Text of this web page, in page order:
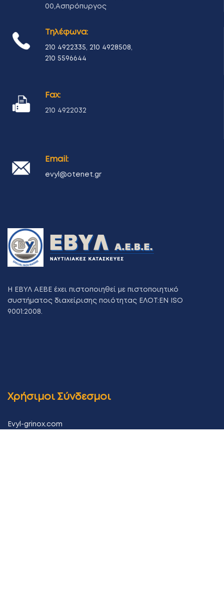
00,Ασπρόπυργος
Τηλέφωνα:
210 4922335, 210 4928508,
210 5596644
Fax:
210 4922032
Email:
evyl@otenet.gr
Η ΕΒΥΛ ΑΕΒΕ έχει πιστοποιηθεί με πιστοποιητικό
συστήματος διαχείρισης ποιότητας ΕΛΟΤ:ΕΝ ISO
9001:2008.
Χρήσιμοι Σύνδεσμοι
Evyl-grinox.com